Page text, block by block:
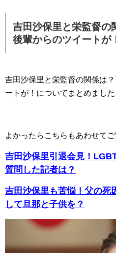
吉田沙保里と栄監督の
後輩からのツイートが
吉田沙保里と栄監督の関係は
ートが！についてまとめました
よかったらこちらもあわせてご
吉田沙保里引退会見！
質問した記者は？
吉田沙保里も苦悩！父の死
して旦那と子供を？